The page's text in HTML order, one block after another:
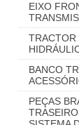
EIXO
TRACTOR
BANCO
PEÇAS